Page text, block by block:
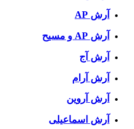
آرش AP
آرش AP و مسیح
آرش آج
آرش آرام
آرش آروین
آرش اسماعیلی